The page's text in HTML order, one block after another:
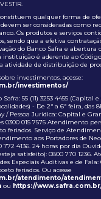
qualquer forma de
ser consideradas como
Os produtos e serviços
sendo que a efetiva
do Banco Safra e abertura
instituição é aderente ao
atividade de distribuição de
investimentos, acesse:
investimentos/
55 (11) 3253 4455 (Capital
- De 2ª a 6ª feira, das
/ Pessoa Jurídica: Capital e
0300 015 7575 Atendimento
feriados. Serviço de
aos Portadores de
772 4136. 24 horas por dia
satisfeito): 0800 770 1236.
Especiais Auditivas e de Fala:
feriados. Ou acesse
atendimento/
ou https://